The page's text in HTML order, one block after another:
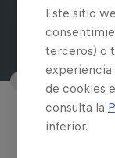
Este sitio
terceros) o
experiencia
de cookies
consulta la
inferior.